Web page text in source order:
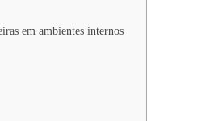
em ambientes internos